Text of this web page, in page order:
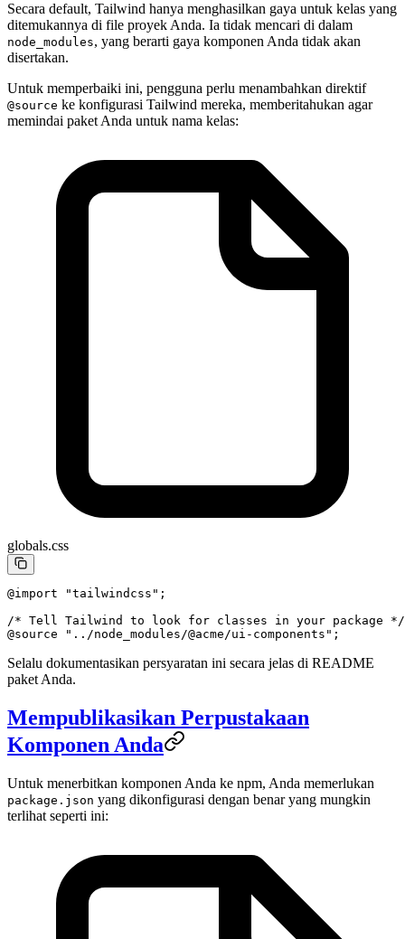
Secara default, Tailwind hanya menghasilkan gaya untuk kelas yang
ditemukannya di file proyek Anda. Ia tidak mencari di dalam
node_modules, yang berarti gaya komponen Anda tidak akan
disertakan.
Untuk memperbaiki ini, pengguna perlu menambahkan direktif
@source ke konfigurasi Tailwind mereka, memberitahukan agar
memindai paket Anda untuk nama kelas:
globals.css
@import "tailwindcss" ;
/* Tell Tailwind to look for classes in your package */
@source "../node_modules/@acme/ui-components";
Selalu dokumentasikan persyaratan ini secara jelas di README
paket Anda.
Mempublikasikan Perpustakaan
Komponen Anda
Untuk menerbitkan komponen Anda ke npm, Anda memerlukan
package.json yang dikonfigurasi dengan benar yang mungkin
terlihat seperti ini: